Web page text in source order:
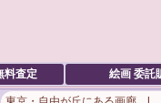
料査定 絵画 委託